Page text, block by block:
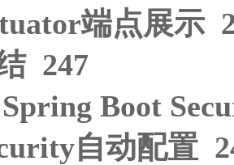
端点展示
247
Boot
自动配置